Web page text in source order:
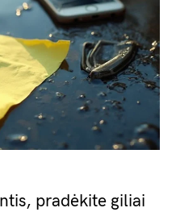
pradėkite giliai